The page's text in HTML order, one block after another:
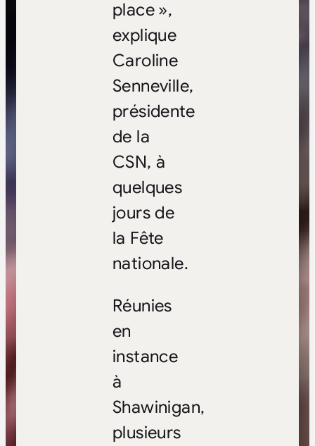
place »,
explique
Caroline
Senneville,
présidente
de la
CSN, à
quelques
jours de
la Fête
nationale.
Réunies
en
instance
à
Shawinigan,
plusieurs